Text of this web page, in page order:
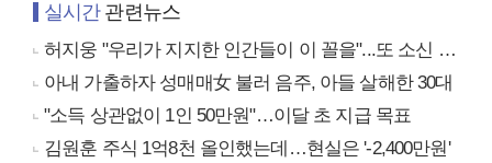
실시간관련뉴스
허지웅 "우리가 지지한 인간들이 이 꼴을"...또 소신 발언
아내 가출하자 성매매女 불러 음주, 아들 살해한 30대
"소득 상관없이 1인 50만원"…이달 초 지급 목표
김원훈 주식 1억8천 올인했는데…현실은 '-2,400만원'